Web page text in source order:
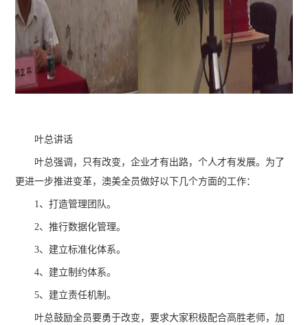
叶总讲话
叶总强调，只有改变，企业才有出路，个人才有发展。为了
更进一步推进变革，澳美全员做好以下几个方面的工作：
1、打造管理团队。
2、推行数据化管理。
3、建立标准化体系。
4、建立制约体系。
5、建立责任机制。
叶总鼓励全员要勇于改变，要求大家积极配合高胜老师，加